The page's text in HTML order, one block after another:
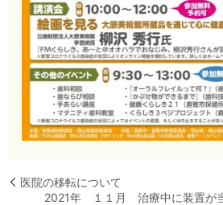
医院の移転について
2021年 １１月 治療中に装置が